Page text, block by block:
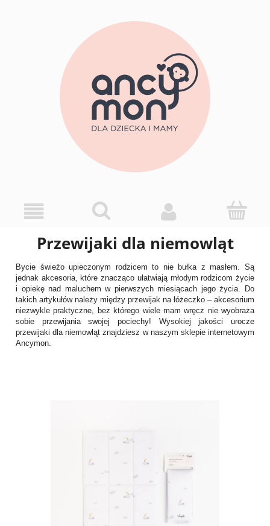
Przewijaki dla niemowląt
Bycie świeżo upieczonym rodzicem to nie bułka z masłem. Są
jednak akcesoria, które znacząco ułatwiają młodym rodzicom życie
i opiekę nad maluchem w pierwszych miesiącach jego życia. Do
takich artykułów należy między przewijak na łóżeczko – akcesorium
niezwykle praktyczne, bez którego wiele mam wręcz nie wyobraża
sobie przewijania swojej pociechy! Wysokiej jakości urocze
przewijaki dla niemowląt znajdziesz w naszym sklepie internetowym
Ancymon.